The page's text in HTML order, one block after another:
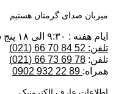
میزبان صدای گرمتان هستیم
ایام هفته : ۹:۳۰ الی ۱۸ پنج شنبه ها : ۹:۳۰ الی ۱۳:۳۰
تلفن: 52 84 70 66 (021)
تلفن: 78 69 73 66 (021)
همراه:
اطلاعات عارف الکترونیک